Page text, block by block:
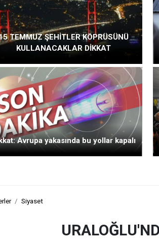
TEMMUZ ŞEHİTLER KÖPRÜSÜNÜ
KULLANACAKLAR DİKKAT
Avrupa yakasında bu yollar kapalı
Siyaset